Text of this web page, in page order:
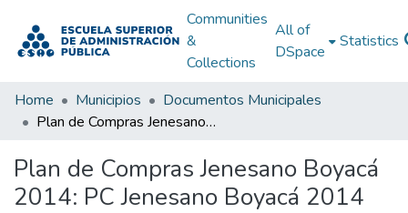
Communities
&
Collections
All of
DSpace
Statistics
Home Municipios
Documentos Municipales
Plan de Compras Jenesano Boyacá 2014: PC Jenesano Boyacá 2014
Plan de Compras Jenesano Boyacá
2014: PC Jenesano Boyacá 2014